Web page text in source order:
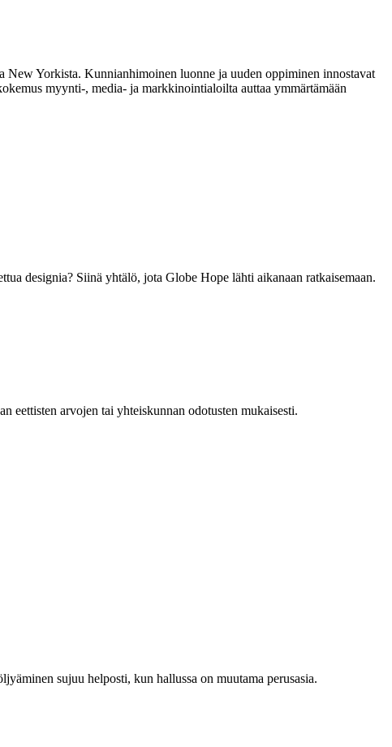
Yorkista. Kunnianhimoinen luonne ja uuden oppiminen innostavat
myynti-, media- ja markkinointialoilta auttaa ymmärtämään
designia? Siinä yhtälö, jota Globe Hope lähti aikanaan ratkaisemaan.
eettisten arvojen tai yhteiskunnan odotusten mukaisesti.
sujuu helposti, kun hallussa on muutama perusasia.